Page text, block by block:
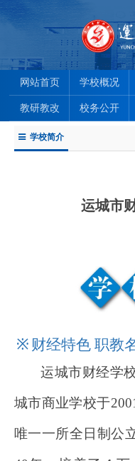
网站首页 学校概况
教研教改 校务公开
学校简介
运城市
※ 财经特色 职教
运城市财经学
城市商业学校于
唯一一所全日制公